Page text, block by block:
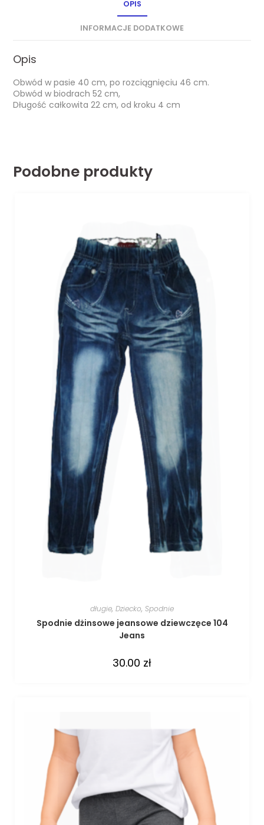
OPIS
INFORMACJE DODATKOWE
Opis
Obwód w pasie 40 cm, po rozciągnięciu 46 cm.
Obwód w biodrach 52 cm,
Długość całkowita 22 cm, od kroku 4 cm
Podobne produkty
długie, Dziecko, Spodnie
Spodnie dżinsowe jeansowe dziewczęce 104
Jeans
30.00 zł